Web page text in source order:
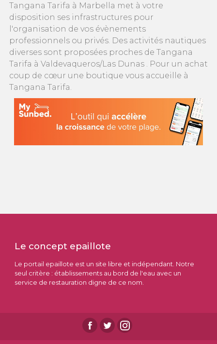
Tangana Tarifa à Marbella met à votre
disposition ses infrastructures pour
l'organisation de vos évènements
professionnels ou privés. Des activités nautiques
diverses sont proposées proches de Tangana
Tarifa à Valdevaqueros/Las Dunas . Pour un achat
coup de cœur une boutique vous accueille à
Tangana Tarifa.
Le concept epaillote
Le portail epaillote est un site libre et indépendant. Notre
seul critère : établissements au bord de l'eau avec un
service de restauration digne de ce nom.